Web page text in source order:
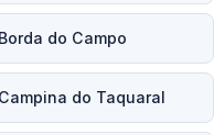
do Campo
do Taquaral